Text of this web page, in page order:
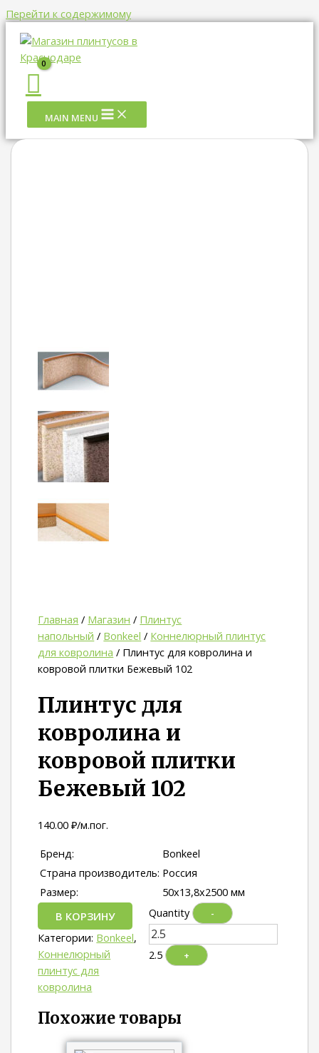
Перейти к содержимому
MAIN MENU
Главная / Магазин / Плинтус
напольный / Bonkeel / Коннелюрный плинтус
для ковролина / Плинтус для ковролина и
ковровой плитки Бежевый 102
Плинтус для
ковролина и
ковровой плитки
Бежевый 102
140.00₽/м.пог.
Бренд:
Bonkeel
Страна производитель: Россия
Размер:
50х13,8х2500 мм
Quantity
-
2.5 +
В КОРЗИНУ
Категории: Bonkeel,
Коннелюрный
плинтус для
ковролина
Похожие товары